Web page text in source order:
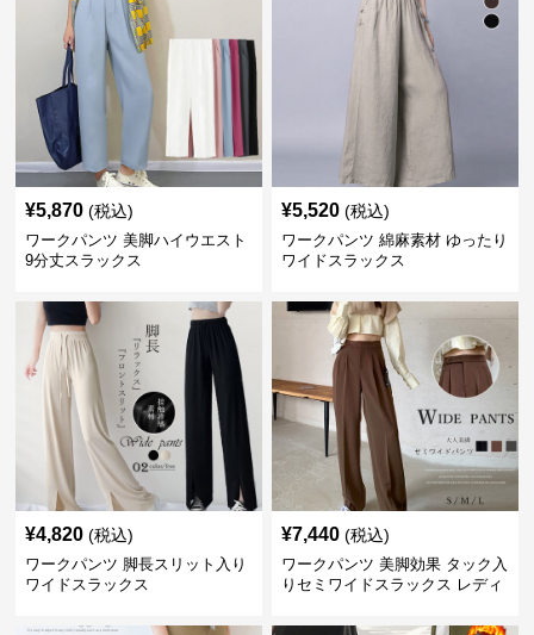
¥5,870 (税込)
ワークパンツ 美脚ハイウエスト
9分丈スラックス
¥5,520 (税込)
ワークパンツ 綿麻素材 ゆったり
ワイドスラックス
¥4,820 (税込)
ワークパンツ 脚長スリット入り
ワイドスラックス
¥7,440 (税込)
ワークパンツ 美脚効果 タック入
りセミワイドスラックス レディ